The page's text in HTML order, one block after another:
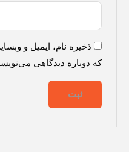
ذخیره نام، ایمیل و
که دوباره دیدگاهی